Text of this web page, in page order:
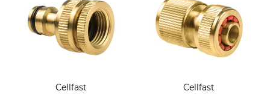
Cellfast
Cellfast